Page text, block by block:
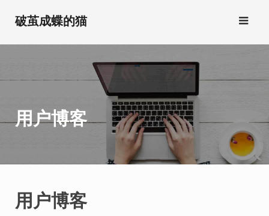
破茧成蝶的猫
用户博客
用户博客